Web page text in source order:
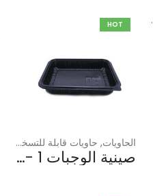
HOT
الحاويات, حاويات قابلة للتسخين في الميكروويف
صينية الوجبات 1 - كرنو